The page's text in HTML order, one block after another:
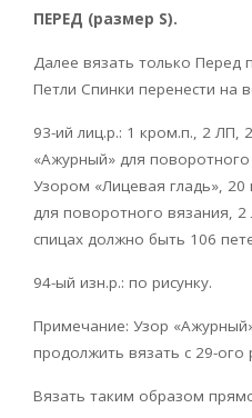
ПЕРЕД (размер S).
Далее вязать только Перед
Петли Спинки перенести на
93-ий лиц.р.: 1 кром.п., 2 ЛП,
«Ажурный» для
Узором «Лицевая гладь»,
для поворотного вязания,
спицах должно быть 106
94-ый изн.р.: по рисунку.
Примечание: Узор
продолжить вязать с 29-ого
Вязать таким образом